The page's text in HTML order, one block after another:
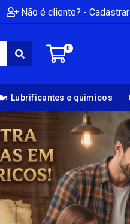
Não é cliente? - Cadastrar
0
Lubrificantes e quimicos